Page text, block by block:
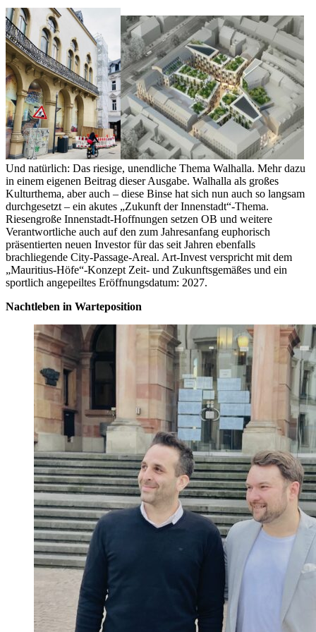
Und natürlich: Das riesige, unendliche Thema Walhalla. Mehr dazu
in einem eigenen Beitrag dieser Ausgabe. Walhalla als großes
Kulturthema, aber auch – diese Binse hat sich nun auch so langsam
durchgesetzt – ein akutes „Zukunft der Innenstadt“-Thema.
Riesengroße Innenstadt-Hoffnungen setzen OB und weitere
Verantwortliche auch auf den zum Jahresanfang euphorisch
präsentierten neuen Investor für das seit Jahren ebenfalls
brachliegende City-Passage-Areal. Art-Invest verspricht mit dem
„Mauritius-Höfe“-Konzept Zeit- und Zukunftsgemäßes und ein
sportlich angepeiltes Eröffnungsdatum: 2027.
Nachtleben in Warteposition